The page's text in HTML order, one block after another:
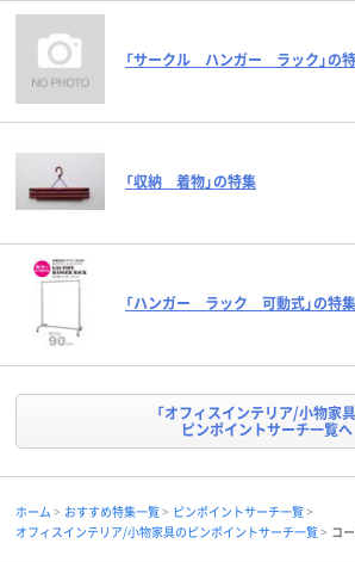
「サークル ハンガー ラック」の
「収納 着物」の特集
「ハンガー ラック 可動式」の特集
「オフィスインテリア/小物家具
ピンポイントサーチ一覧へ
ホーム おすすめ特集一覧
ピンポイントサーチ一覧
オフィスインテリア/小物家具のピンポイントサーチ一覧
コ